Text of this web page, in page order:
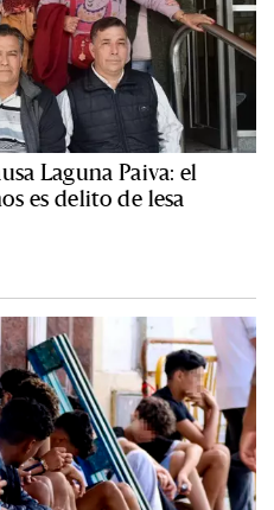
Laguna Paiva: el
es delito de lesa